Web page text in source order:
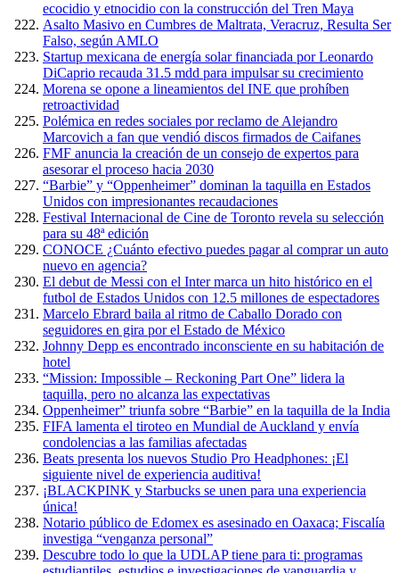
ecocidio y etnocidio con la construcción del Tren Maya
Asalto Masivo en Cumbres de Maltrata, Veracruz, Resulta Ser
Falso, según AMLO
Startup mexicana de energía solar financiada por Leonardo
DiCaprio recauda 31.5 mdd para impulsar su crecimiento
Morena se opone a lineamientos del INE que prohíben
retroactividad
Polémica en redes sociales por reclamo de Alejandro
Marcovich a fan que vendió discos firmados de Caifanes
FMF anuncia la creación de un consejo de expertos para
asesorar el proceso hacia 2030
“Barbie” y “Oppenheimer” dominan la taquilla en Estados
Unidos con impresionantes recaudaciones
Festival Internacional de Cine de Toronto revela su selección
para su 48ª edición
CONOCE ¿Cuánto efectivo puedes pagar al comprar un auto
nuevo en agencia?
El debut de Messi con el Inter marca un hito histórico en el
futbol de Estados Unidos con 12.5 millones de espectadores
Marcelo Ebrard baila al ritmo de Caballo Dorado con
seguidores en gira por el Estado de México
Johnny Depp es encontrado inconsciente en su habitación de
hotel
“Mission: Impossible – Reckoning Part One” lidera la
taquilla, pero no alcanza las expectativas
Oppenheimer” triunfa sobre “Barbie” en la taquilla de la India
FIFA lamenta el tiroteo en Mundial de Auckland y envía
condolencias a las familias afectadas
Beats presenta los nuevos Studio Pro Headphones: ¡El
siguiente nivel de experiencia auditiva!
¡BLACKPINK y Starbucks se unen para una experiencia
única!
Notario público de Edomex es asesinado en Oaxaca; Fiscalía
investiga “venganza personal”
Descubre todo lo que la UDLAP tiene para ti: programas